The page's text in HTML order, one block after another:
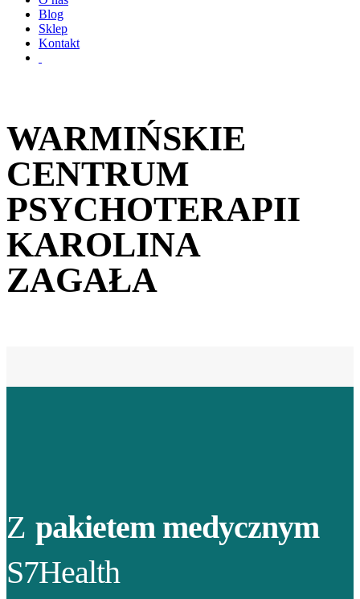
Blog
Sklep
Kontakt
WARMIŃSKIE
CENTRUM
PSYCHOTERAPII
KAROLINA
ZAGAŁA
Z pakietem medycznym
S7Health